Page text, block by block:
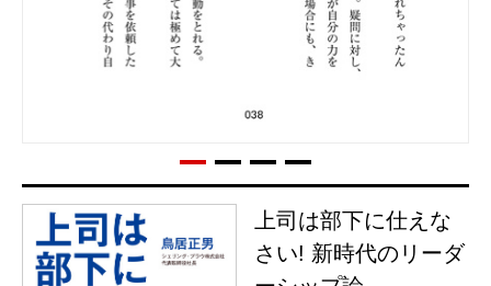
上司は部下に仕えな
さい! 新時代のリーダ